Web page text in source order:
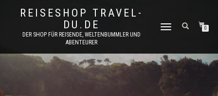
REISESHOP TRAVEL-
DU.DE
DER SHOP FÜR REISENDE, WELTENBUMMLER UND
ABENTEURER
NAVIGATION
0